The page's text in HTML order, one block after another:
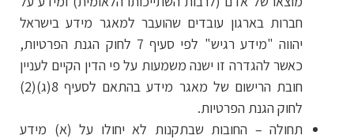
חברות בארגון עובדים שהועבר למאגר מידע בישראל
יהווה "מידע רגיש" לפי סעיף 7 לחוק הגנת הפרטיות,
כאשר להגדרה זו ישנה משמעות על פי הדין הקיים לעניין
חובת הרישום של מאגר מידע בהתאם לסעיף 8(ג)(2)
לחוק הגנת הפרטיות.
תחולה – החובות שבתקנות לא יחולו על (א) מידע